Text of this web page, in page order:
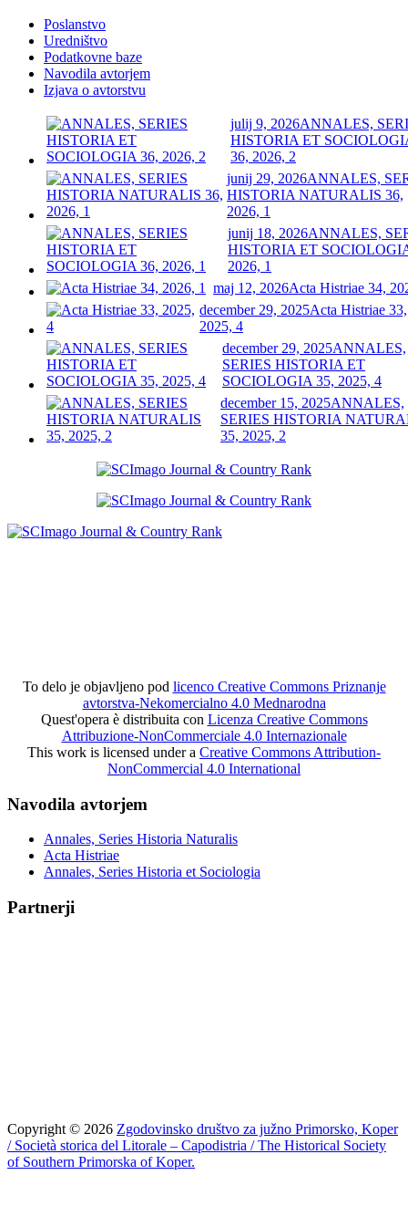
Poslanstvo
Uredništvo
Podatkovne baze
Navodila avtorjem
Izjava o avtorstvu
julij 9, 2026ANNALES,
HISTORIA ET
36, 2026, 2
junij 29, 2026ANNALES,
HISTORIA NATURALIS 36,
2026, 1
junij 18, 2026ANNALES,
HISTORIA ET
2026, 1
maj 12, 2026Acta Histriae 34,
december 29, 2025Acta Histriae 33,
2025, 4
december 29, 2025ANNALES,
SERIES HISTORIA ET
SOCIOLOGIA 35, 2025, 4
december 15, 2025ANNALES,
SERIES HISTORIA
35, 2025, 2
To delo je objavljeno pod licenco Creative Commons Priznanje
avtorstva-Nekomercialno 4.0 Mednarodna
Quest'opera è distribuita con Licenza Creative Commons
Attribuzione-NonCommerciale 4.0 Internazionale
This work is licensed under a Creative Commons Attribution-
NonCommercial 4.0 International
Navodila avtorjem
Annales, Series Historia Naturalis
Acta Histriae
Annales, Series Historia et Sociologia
Partnerji
Copyright © 2026 Zgodovinsko društvo za južno Primorsko, Koper
/ Società storica del Litorale – Capodistria / The Historical Society
of Southern Primorska of Koper.